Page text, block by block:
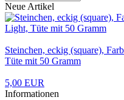
Neue Artikel
Steinchen, eckig (square),
Tüte mit 50 Gramm
5,00 EUR
Informationen